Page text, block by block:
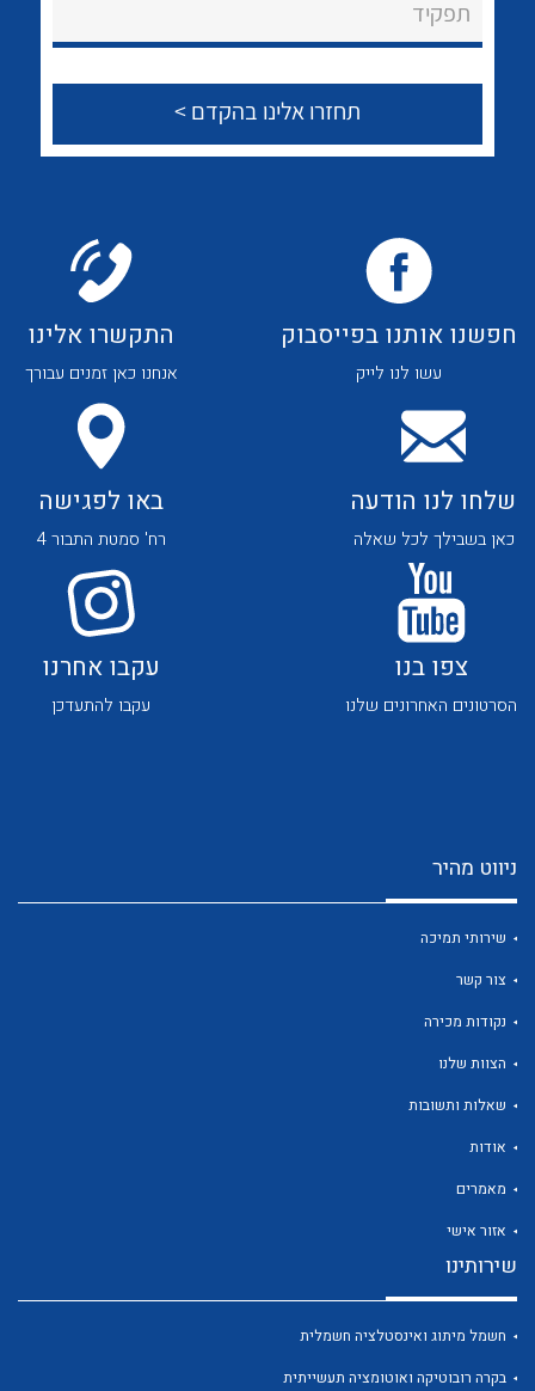
צור קשר
לכל מוצרי היצרן
לכל מוצרי היצרן לכל מוצרי היצרן
תפקיד
חפשנו אותנו בפייסבוק
עשו לנו לייק
התקשרו אלינו
אנחנו כאן זמנים עבורך
שלחו לנו הודעה
כאן בשבילך לכל שאלה
באו לפגישה
רח' סמטת התבור 4
צפו בנו
הסרטונים האחרונים שלנו
עקבו אחרנו
עקבו להתעדכן
ניווט מהיר
שירותי תמיכה
צור קשר
נקודות מכירה
הצוות שלנו
שאלות ותשובות
אודות
מאמרים
אזור אישי
שירותינו
חשמל מיתוג ואינסטלציה חשמלית
בקרה רובוטיקה ואוטומציה תעשייתית